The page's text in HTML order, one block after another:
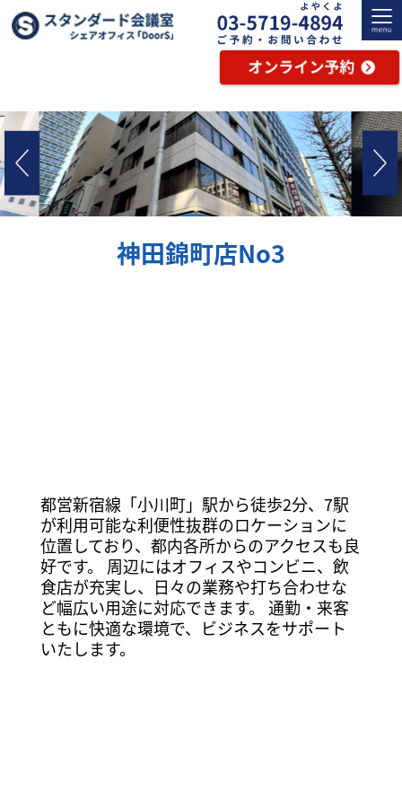
神田錦町店No3
都営新宿線「小川町」駅から徒歩2分、7駅
が利用可能な利便性抜群のロケーションに
位置しており、都内各所からのアクセスも良
好です。 周辺にはオフィスやコンビニ、飲
食店が充実し、日々の業務や打ち合わせな
ど幅広い用途に対応できます。 通勤・来客
ともに快適な環境で、ビジネスをサポート
いたします。